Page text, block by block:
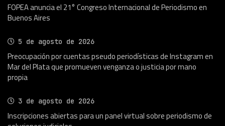
FOPEA anuncia el 21° Congreso Internacional de Periodismo en
Buenos Aires
5 de agosto de 2026
Preocupación por cuentas pseudo periodísticas de Instagram en
Mar del Plata que promueven venganza o justicia por mano
propia
3 de agosto de 2026
Inscripciones abiertas para un panel virtual sobre periodismo de